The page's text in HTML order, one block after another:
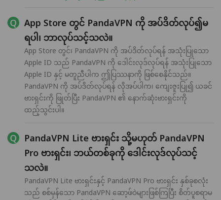
App Store တွင် PandaVPN ကို အပ်ဒိတ်လုပ်၍မ
ရပါ၊ ဘာလုပ်သင့်သလဲ။
App Store တွင်၊ PandaVPN ကို အပ်ဒိတ်လုပ်ရန် အသုံးပြုသော
Apple ID သည် PandaVPN ကို ဒေါင်းလုဒ်လုပ်ရန် အသုံးပြုသော
Apple ID နှင့် မတူညီပါက ဤပြဿနာကို ဖြစ်စေနိုင်သည်။
PandaVPN ကို အပ်ဒိတ်လုပ်ရန် လိုအပ်ပါက၊ ကျေးဇူးပြု၍ ယခင်
ဗားရှင်းကို ဖြုတ်ပြီး PandaVPN ၏ နောက်ဆုံးဗားရှင်းကို
ထည့်သွင်းပါ။
PandaVPN Lite ဗားရှင်း သို့မဟုတ် PandaVPN
Pro ဗားရှင်း၊ ဘယ်တစ်ခုကို ဒေါင်းလုဒ်လုပ်သင့်
သလဲ။
PandaVPN Lite ဗားရှင်းနှင့် PandaVPN Pro ဗားရှင်း နှစ်ခုစလုံး
သည် စစ်မှန်သော PandaVPN ဆော့ဖ်ဝဲများဖြစ်ကြပြီး စိတ်ပူစရာမ